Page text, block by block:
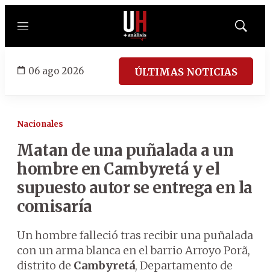
Menú
Mostrar
06 ago 2026 ÚLTIMAS NOTICIAS
Nacionales
Matan de una puñalada a un
hombre en Cambyretá y el
supuesto autor se entrega en la
comisaría
Un hombre falleció tras recibir una puñalada
con un arma blanca en el barrio Arroyo Porã,
distrito de Cambyretá, Departamento de